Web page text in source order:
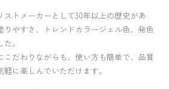
トメーカーとして30年以上の歴史があ
りやすさ、トレンドカラージェル色、発色
。
こだわりながらも、使い方も簡単で、品質
に楽しんでいただけます。